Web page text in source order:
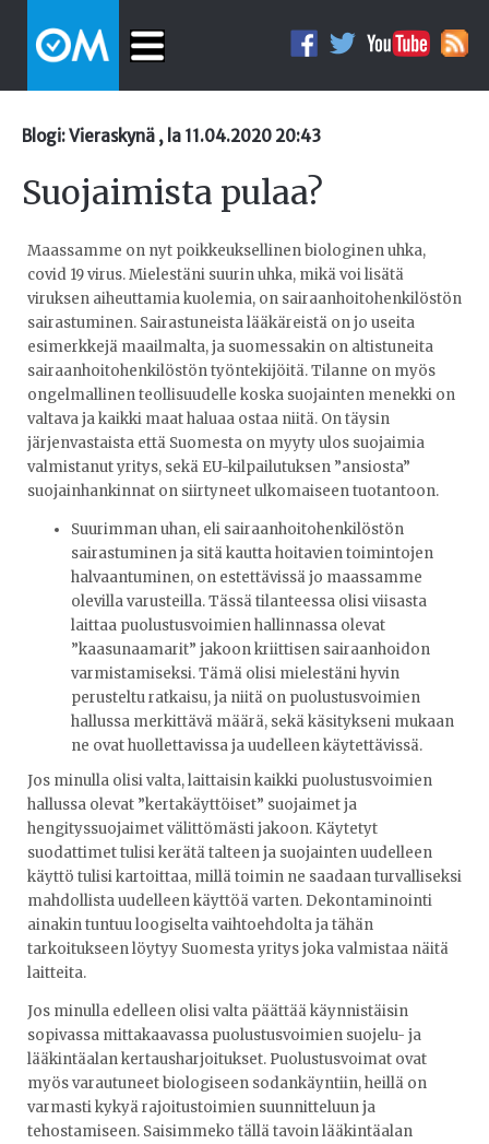
Blogi: Vieraskynä , la 11.04.2020 20:43
Suojaimista pulaa?
Maassamme on nyt poikkeuksellinen biologinen uhka,
covid 19 virus. Mielestäni suurin uhka, mikä voi lisätä
viruksen aiheuttamia kuolemia, on sairaanhoitohenkilöstön
sairastuminen. Sairastuneista lääkäreistä on jo useita
esimerkkejä maailmalta, ja suomessakin on altistuneita
sairaanhoitohenkilöstön työntekijöitä. Tilanne on myös
ongelmallinen teollisuudelle koska suojainten menekki on
valtava ja kaikki maat haluaa ostaa niitä. On täysin
järjenvastaista että Suomesta on myyty ulos suojaimia
valmistanut yritys, sekä EU-kilpailutuksen ”ansiosta”
suojainhankinnat on siirtyneet ulkomaiseen tuotantoon.
Suurimman uhan, eli sairaanhoitohenkilöstön
sairastuminen ja sitä kautta hoitavien toimintojen
halvaantuminen, on estettävissä jo maassamme
olevilla varusteilla. Tässä tilanteessa olisi viisasta
laittaa puolustusvoimien hallinnassa olevat
”kaasunaamarit” jakoon kriittisen sairaanhoidon
varmistamiseksi. Tämä olisi mielestäni hyvin
perusteltu ratkaisu, ja niitä on puolustusvoimien
hallussa merkittävä määrä, sekä käsitykseni mukaan
ne ovat huollettavissa ja uudelleen käytettävissä.
Jos minulla olisi valta, laittaisin kaikki puolustusvoimien
hallussa olevat ”kertakäyttöiset” suojaimet ja
hengityssuojaimet välittömästi jakoon. Käytetyt
suodattimet tulisi kerätä talteen ja suojainten uudelleen
käyttö tulisi kartoittaa, millä toimin ne saadaan turvalliseksi
mahdollista uudelleen käyttöä varten. Dekontaminointi
ainakin tuntuu loogiselta vaihtoehdolta ja tähän
tarkoitukseen löytyy Suomesta yritys joka valmistaa näitä
laitteita.
Jos minulla edelleen olisi valta päättää käynnistäisin
sopivassa mittakaavassa puolustusvoimien suojelu- ja
lääkintäalan kertausharjoitukset. Puolustusvoimat ovat
myös varautuneet biologiseen sodankäyntiin, heillä on
varmasti kykyä rajoitustoimien suunnitteluun ja
tehostamiseen. Saisimmeko tällä tavoin lääkintäalan